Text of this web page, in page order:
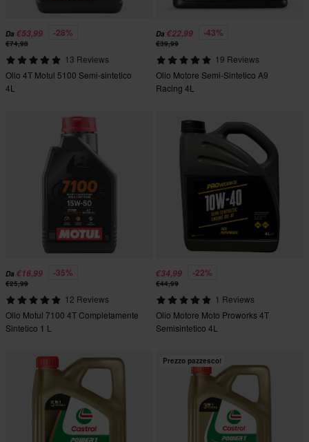
Da €53,99 -28%
€74,98
13 Reviews
Olio 4T Motul 5100 Semi-sintetico
4L
Da €22,99 -43%
€39,99
19 Reviews
Olio Motore Semi-Sintetico A9
Racing 4L
Da €16,99 -35%
€25,99
12 Reviews
Olio Motul 7100 4T Completamente
Sintetico 1 L
€34,99 -22%
€44,99
1 Reviews
Olio Motore Moto Proworks 4T
Semisintetico 4L
Prezzo pazzesco!